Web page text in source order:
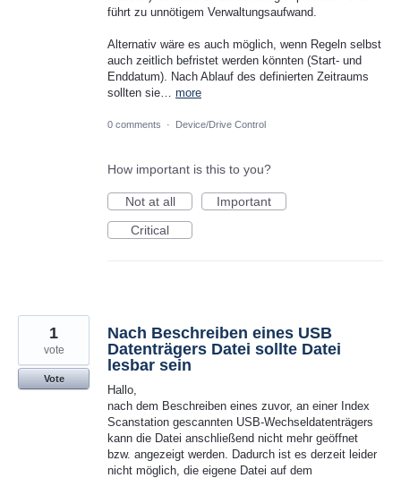
führt zu unnötigem Verwaltungsaufwand.
Alternativ wäre es auch möglich, wenn Regeln selbst
auch zeitlich befristet werden könnten (Start- und
Enddatum). Nach Ablauf des definierten Zeitraums
sollten sie… more
0 comments · Device/Drive Control
How important is this to you?
Not at all
Important
Critical
Nach Beschreiben eines USB
Datenträgers Datei sollte Datei
lesbar sein
Hallo,
nach dem Beschreiben eines zuvor, an einer Index
Scanstation gescannten USB-Wechseldatenträgers
kann die Datei anschließend nicht mehr geöffnet
bzw. angezeigt werden. Dadurch ist es derzeit leider
nicht möglich, die eigene Datei auf dem
1
vote
Vote